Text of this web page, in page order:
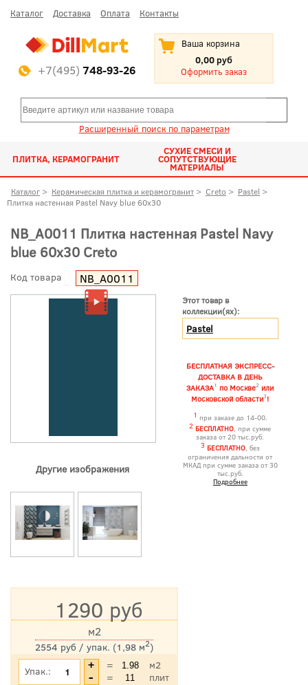
Каталог Доставка Оплата Контакты
+7(495) 748-93-26
Ваша корзина
0,00 руб
Оформить заказ
Расширенный поиск по параметрам
ПЛИТКА, КЕРАМОГРАНИТ
СУХИЕ СМЕСИ И
СОПУТСТВУЮЩИЕ
МАТЕРИАЛЫ
Каталог > Керамическая плитка и керамогранит > Creto > Pastel >
Плитка настенная Pastel Navy blue 60x30
NB_A0011 Плитка настенная Pastel Navy
blue 60x30 Creto
Код товара NB_A0011
Другие изображения
Этот товар в
коллекции(ях):
Pastel
БЕСПЛАТНАЯ ЭКСПРЕСС-
ДОСТАВКА В ДЕНЬ
ЗАКАЗА1 по Москве2 или
Московской области3!
1 при заказе до 14-00.
2 БЕСПЛАТНО, при сумме
заказа от 20 тыс.руб.
3 БЕСПЛАТНО, без
ограничения дальности от
МКАД при сумме заказа от 30
тыс.руб.
Подробнее
1290 руб
2554 руб / упак. (1,98 м2)
м2
*Цена указана с учетом НДС
Упак.: =
м2
=
плит